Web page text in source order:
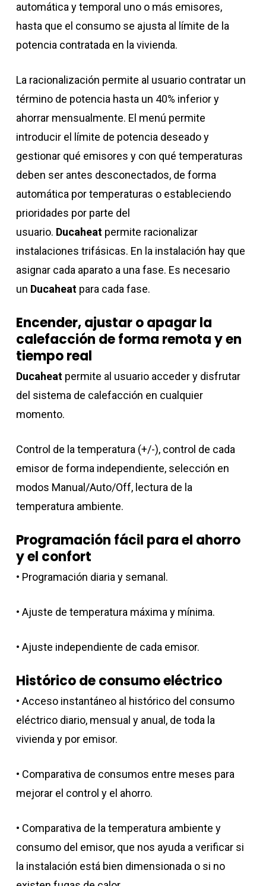
automática y temporal uno o más emisores,
hasta que el consumo se ajusta al límite de la
potencia contratada en la vivienda.
La racionalización permite al usuario contratar un
término de potencia hasta un 40% inferior y
ahorrar mensualmente. El menú permite
introducir el límite de potencia deseado y
gestionar qué emisores y con qué temperaturas
deben ser antes desconectados, de forma
automática por temperaturas o estableciendo
prioridades por parte del
usuario. Ducaheatpermite racionalizar
instalaciones trifásicas. En la instalación hay que
asignar cada aparato a una fase. Es necesario
un Ducaheatpara cada fase.
Encender, ajustar o apagar la
calefacción de forma remota y en
tiempo real
Ducaheatpermite al usuario acceder y disfrutar
del sistema de calefacción en cualquier
momento.
Control de la temperatura (+/-), control de cada
emisor de forma independiente, selección en
modos Manual/Auto/Off, lectura de la
temperatura ambiente.
Programación fácil para el ahorro
y el confort
• Programación diaria y semanal.
• Ajuste de temperatura máxima y mínima.
• Ajuste independiente de cada emisor.
Histórico de consumo eléctrico
• Acceso instantáneo al histórico del consumo
eléctrico diario, mensual y anual, de toda la
vivienda y por emisor.
• Comparativa de consumos entre meses para
mejorar el control y el ahorro.
• Comparativa de la temperatura ambiente y
consumo del emisor, que nos ayuda a verificar si
la instalación está bien dimensionada o si no